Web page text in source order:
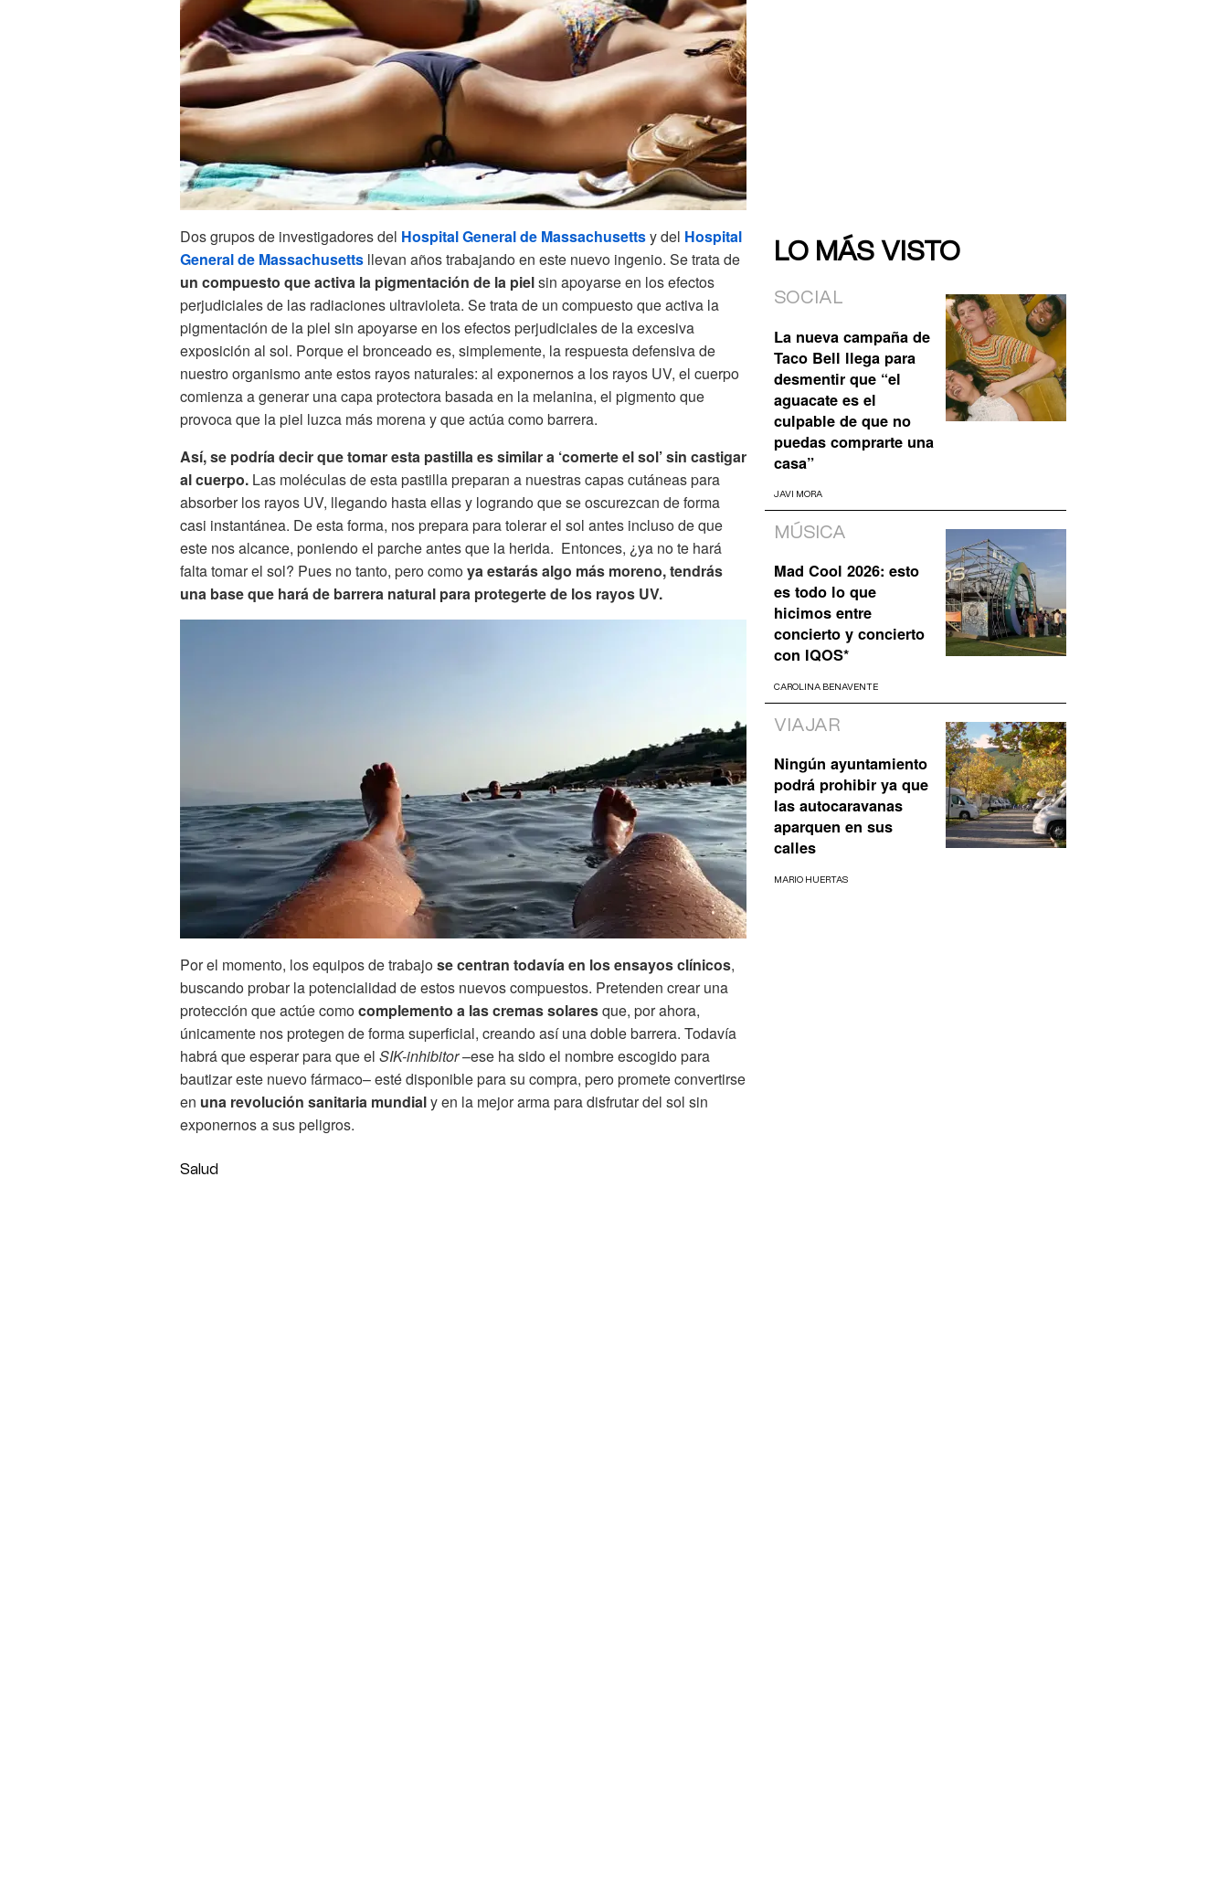
Dos grupos de investigadores del Hospital General de Massachusettsy del Hospital
General de Massachusetts llevan años trabajando en este nuevo ingenio. Se trata de
un compuesto que activa la pigmentación de la pielsin apoyarse en los efectos
perjudiciales de las radiaciones ultravioleta. Se trata de un compuesto que activa la
pigmentación de la piel sin apoyarse en los efectos perjudiciales de la excesiva
exposición al sol. Porque el bronceado es, simplemente, la respuesta defensiva de
nuestro organismo ante estos rayos naturales: al exponernos a los rayos UV, el cuerpo
comienza a generar una capa protectora basada en la melanina, el pigmento que
provoca que la piel luzca más morena y que actúa como barrera.
Así, se podría decir que tomar esta pastilla es similar a ‘comerte el sol’ sin castigar
al cuerpo. Las moléculas de esta pastilla preparan a nuestras capas cutáneas para
absorber los rayos UV, llegando hasta ellas y logrando que se oscurezcan de forma
casi instantánea. De esta forma, nos prepara para tolerar el sol antes incluso de que
este nos alcance, poniendo el parche antes que la herida. Entonces, ¿ya no te hará
falta tomar el sol? Pues no tanto, pero comoya estarás algo más moreno, tendrás
una base que hará de barrera natural para protegerte de los rayos UV.
Por el momento, los equipos de trabajose centran todavía en los ensayos clínicos,
buscando probar la potencialidad de estos nuevos compuestos. Pretenden crear una
protección que actúe comocomplemento a las cremas solaresque, por ahora,
únicamente nos protegen de forma superficial, creando así una doble barrera. Todavía
habrá que esperar para que el SIK-inhibitor–ese ha sido el nombre escogido para
bautizar este nuevo fármaco– esté disponible para su compra, pero promete convertirse
en una revolución sanitaria mundialy en la mejor arma para disfrutar del sol sin
exponernos a sus peligros.
Salud
LO MÁS VISTO
SOCIAL
La nueva campaña de
Taco Bell llega para
desmentir que “el
aguacate es el
culpable de que no
puedas comprarte una
casa”
JAVI MORA
MÚSICA
Mad Cool 2026: esto
es todo lo que
hicimos entre
concierto y concierto
con IQOS*
CAROLINA BENAVENTE
VIAJAR
Ningún ayuntamiento
podrá prohibir ya que
las autocaravanas
aparquen en sus
calles
MARIO HUERTAS